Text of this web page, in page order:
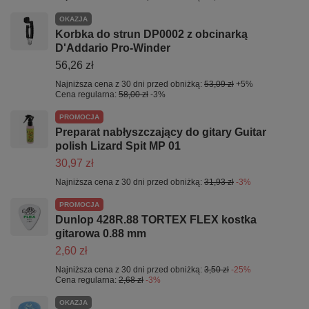
OKAZJA
Korbka do strun DP0002 z obcinarką
D'Addario Pro-Winder
56,26 zł
Najniższa cena z 30 dni przed obniżką: 53,09 zł +5%
Cena regularna: 58,00 zł -3%
PROMOCJA
Preparat nabłyszczający do gitary Guitar
polish Lizard Spit MP 01
30,97 zł
Najniższa cena z 30 dni przed obniżką: 31,93 zł -3%
PROMOCJA
Dunlop 428R.88 TORTEX FLEX kostka
gitarowa 0.88 mm
2,60 zł
Najniższa cena z 30 dni przed obniżką: 3,50 zł -25%
Cena regularna: 2,68 zł -3%
OKAZJA